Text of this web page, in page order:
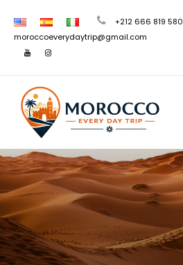
+212 666 819 580
moroccoeverydaytrip@gmail.com